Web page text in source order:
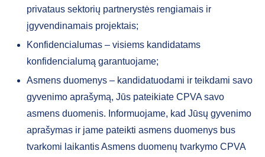
privataus sektorių partnerystės rengiamais ir
įgyvendinamais projektais;
Konfidencialumas – visiems kandidatams
konfidencialumą garantuojame;
Asmens duomenys – kandidatuodami ir teikdami savo
gyvenimo aprašymą, Jūs pateikiate CPVA savo
asmens duomenis. Informuojame, kad Jūsų gyvenimo
aprašymas ir jame pateikti asmens duomenys bus
tvarkomi laikantis Asmens duomenų tvarkymo CPVA